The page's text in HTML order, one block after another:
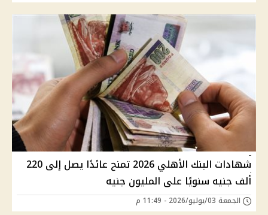
شهادات البنك الأهلي 2026 تمنح عائدًا يصل إلى 220
ألف جنيه سنويًا على المليون جنيه
الجمعة 03/يوليو/2026 - 11:49 م